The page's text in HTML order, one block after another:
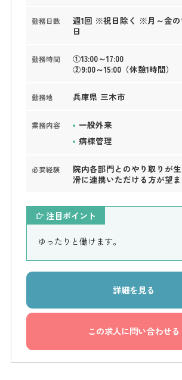
勤務日数
週1回 ※祝日除く ※月～金の
日
勤務時間
①13:00～17:00
②9:00～15:00（休憩1時間）
勤務地 兵庫県 三木市
業務内容
一般外来
病棟管理
必要経験
院内各部門とのやり取りが
滑に連携いただける方が望ま
注目ポイント
ゆったりと働けます。
詳細を見る
この求人に問い合わせる